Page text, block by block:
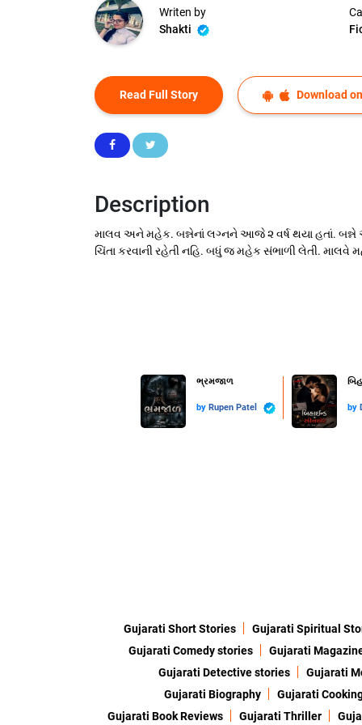
Writen by
Shakti
Read Full Story Download
Description
માલવ અને મહેક. બન્નેનાં લગ્નને આજે ૨ વર્ષ થયા હતાં. બન્ને
ચિંતા કરવાની રહેતી નહિ. બધું જ મહેક સંભાળી લેતી. માલવે
ભ્રમજાળ
by Rupen Patel by
Gujarati Short Stories
Gujarati Spiritual
Gujarati Comedy stories
Gujarati
Gujarati Detective stories
Gujarati
Gujarati Biography
Gujarati
Gujarati Book Reviews
Gujarati Thriller